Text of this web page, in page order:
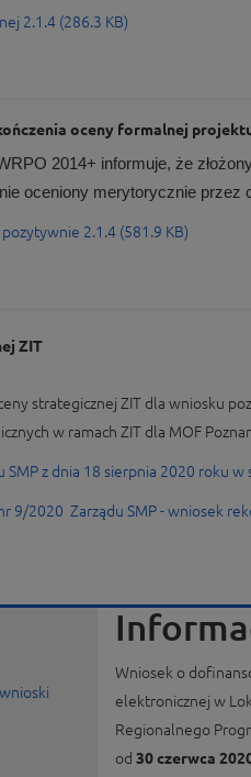
2.1.4 (286.3 KB)
oceny formalnej
2014+ informuje, że
oceniony merytorycznie przez
2.1.4 (581.9 KB)
ZIT
strategicznej ZIT dla wniosku
w ramach ZIT dla MOF
SMP z dnia 18 sierpnia 2020 roku
9/2020 Zarządu SMP - wniosek
Wniosek o
elektronicznej w
Regionalnego
od 30 czerwca